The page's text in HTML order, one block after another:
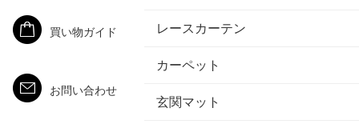
買い物ガイド
お問い合わせ
レースカーテン
カーペット
玄関マット